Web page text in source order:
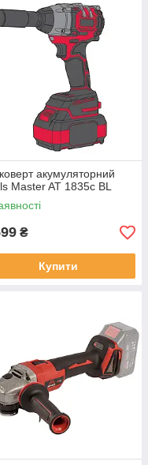
акумуляторний
Master AT 1835с BL
₴
Купити